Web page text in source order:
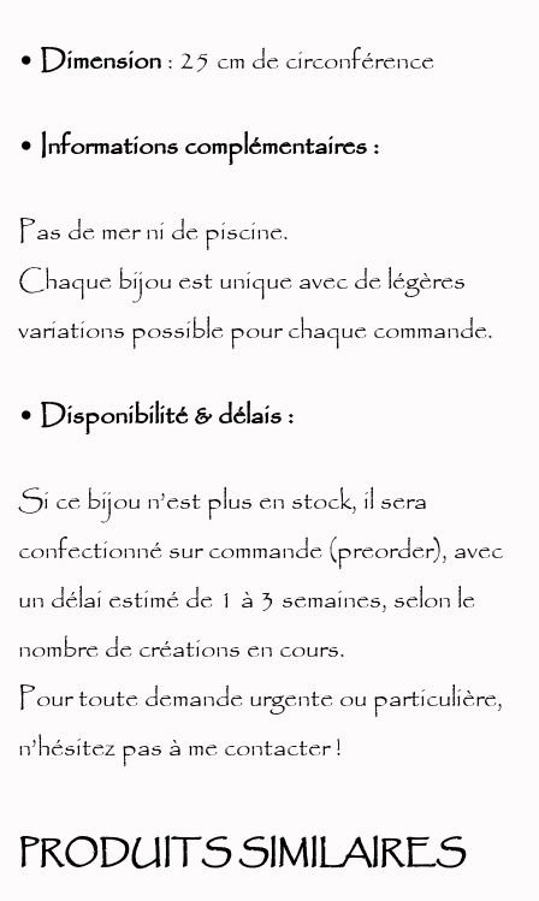
• Dimension: 25 cm de circonférence
• Informations complémentaires :
Pas de mer ni de piscine.
Chaque bijou est unique avec de légères
variations possible pour chaque commande.
• Disponibilité & délais :
Si ce bijou n’est plus en stock, il sera
confectionné sur commande (preorder), avec
un délai estimé de 1 à 3 semaines, selon le
nombre de créations en cours.
Pour toute demande urgente ou particulière,
n’hésitez pas à me contacter !
PRODUITS SIMILAIRES